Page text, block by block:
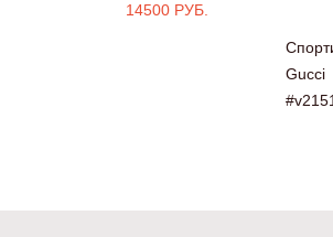
14500 РУБ.
Gucci
#v2151